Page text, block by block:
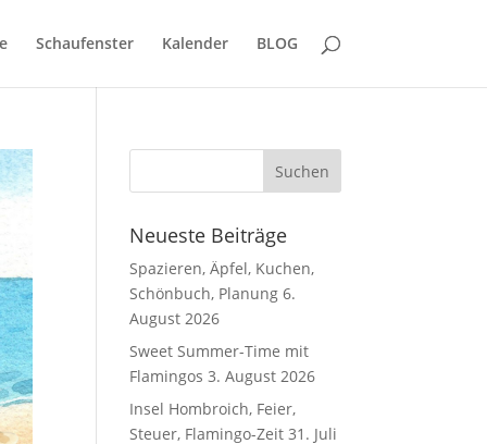
Schaufenster Kalender BLOG
Neueste Beiträge
Spazieren, Äpfel, Kuchen,
Schönbuch, Planung 6.
August 2026
Sweet Summer-Time mit
Flamingos 3. August 2026
Insel Hombroich, Feier,
Steuer, Flamingo-Zeit 31. Juli